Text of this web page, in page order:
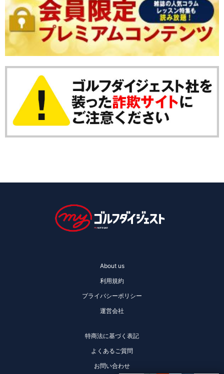
About us
利用規約
プライバシーポリシー
運営会社
特商法に基づく表記
よくあるご質問
お問い合わせ